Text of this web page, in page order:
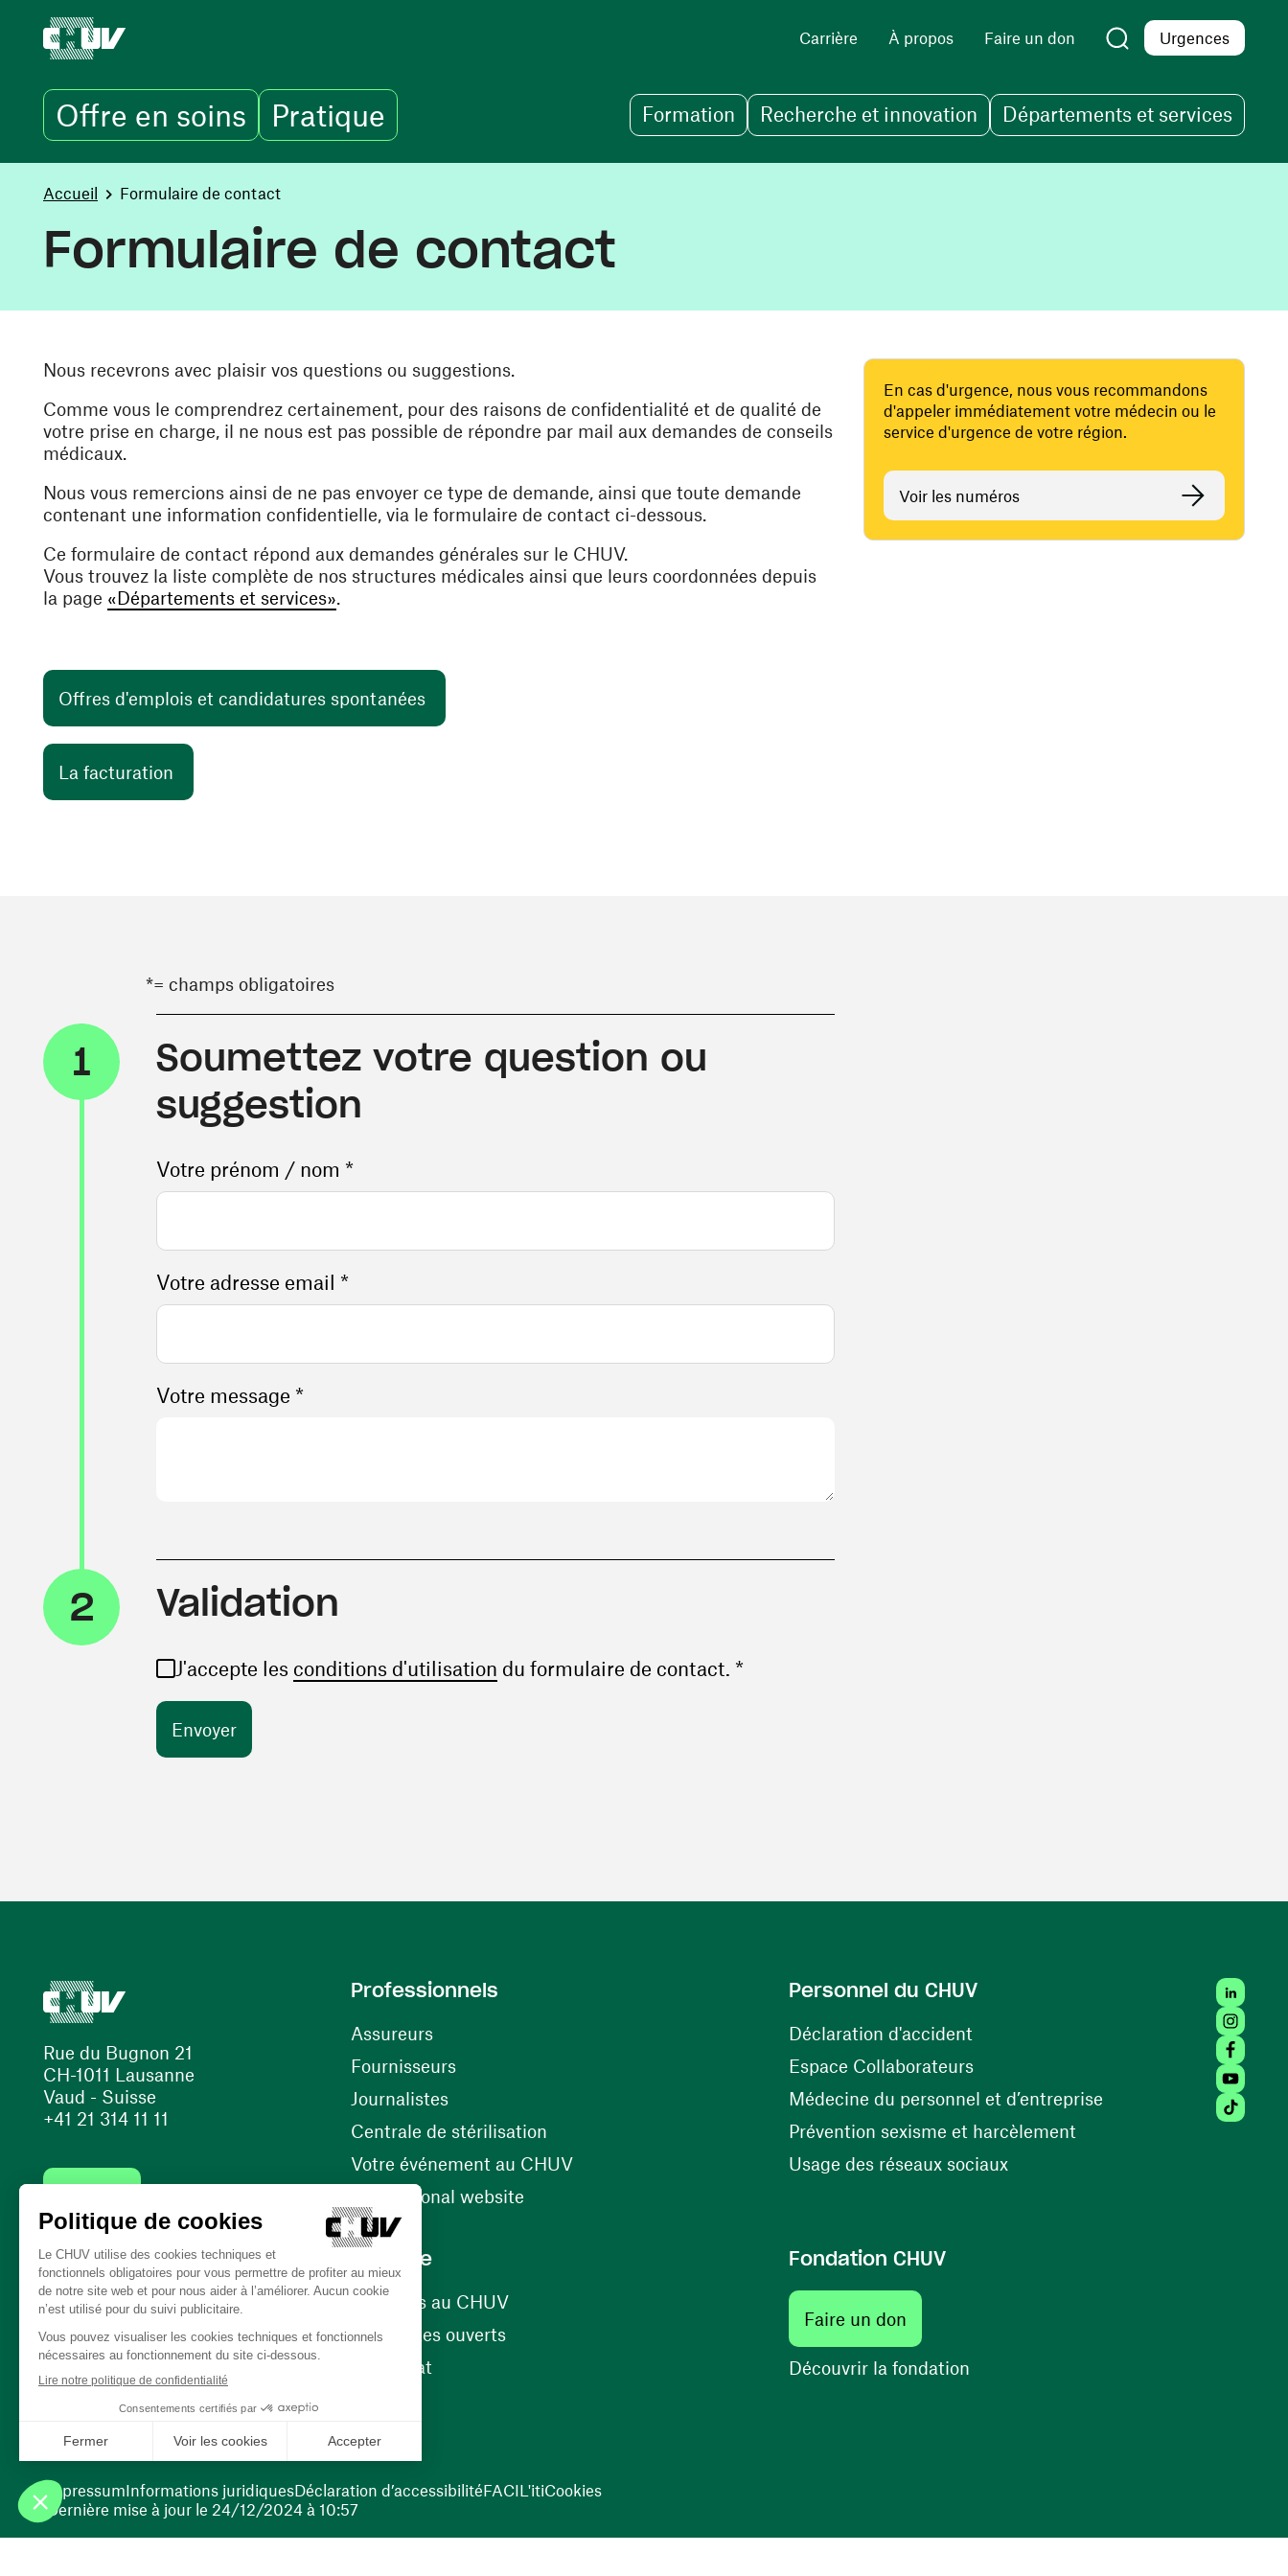
Carrière À propos Faire un don Urgences
Offre en soins Pratique Formation Recherche et innovation Départements et services
You are here:
Accueil Formulaire de contact
Formulaire de contact
Nous recevrons avec plaisir vos questions ou suggestions.
Comme vous le comprendrez certainement, pour des raisons de confidentialité et de qualité de
votre prise en charge, il ne nous est pas possible de répondre par mail aux demandes de conseils
médicaux.
Nous vous remercions ainsi de ne pas envoyer ce type de demande, ainsi que toute demande
contenant une information confidentielle, via le formulaire de contact ci-dessous.
Ce formulaire de contact répond aux demandes générales sur le CHUV.
Vous trouvez la liste complète de nos structures médicales ainsi que leurs coordonnées depuis
la page «Départements et services».
Offres d'emplois et candidatures spontanées
La facturation
En cas d'urgence, nous vous recommandons
d'appeler immédiatement votre médecin ou le
service d'urgence de votre région.
Voir les numéros
*= champs obligatoires
1
Soumettez votre question ou
suggestion
Votre prénom / nom *
Votre adresse email *
Votre message *
2 Validation
J'accepte les conditions d'utilisation (ouvre une nouvelle fenêtre)
du formulaire de contact. *
Rue du Bugnon 21
CH-1011 Lausanne
Vaud - Suisse
+41 21 314 11 11
(ouvre une nouvelle fenêtre)
(ouvre une nouvelle fenêtre)
Professionnels
Assureurs
Fournisseurs(ouvre une nouvelle fenêtre)
Journalistes
Centrale de stérilisation
Votre événement au CHUV(ouvre une nouvelle fenêtre)
International website
Personnel du CHUV
Déclaration d'accident(ouvre une nouvelle fenêtre)
Espace Collaborateurs(ouvre une nouvelle fenêtre)
Médecine du personnel et d’entreprise(ouvre une nouvelle
Prévention sexisme et harcèlement(ouvre une nouvelle
Usage des réseaux sociaux(ouvre une nouvelle fenêtre)
Carrière
Carrières au CHUV(ouvre une nouvelle fenêtre)
Nos postes ouverts(ouvre une nouvelle fenêtre)
Bénévolat
Fondation CHUV
Faire un don(ouvre une nouvelle fenêtre)
Découvrir la fondation(ouvre une nouvelle fenêtre)
Tiktok
Dernière mise à jour le 24/12/2024 à 10:57
ImpressumInformations juridiquesDéclaration d’accessibilitéFACIL'itiCookies